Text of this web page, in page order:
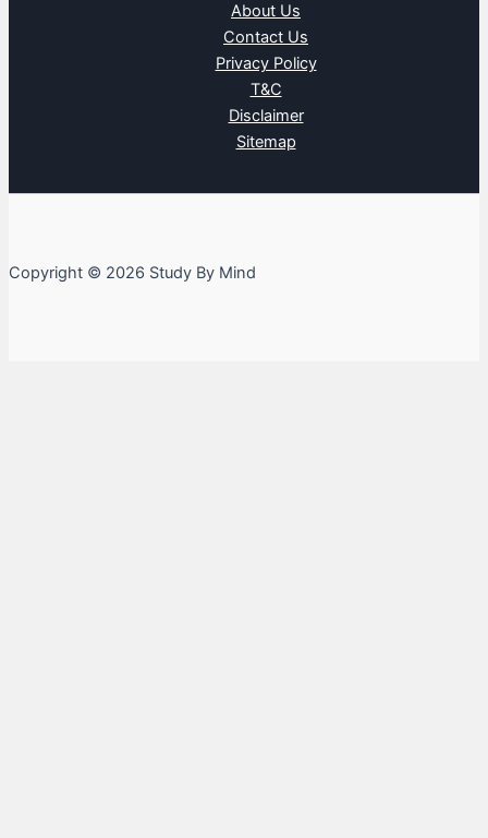
About Us
Contact Us
Privacy Policy
T&C
Disclaimer
Sitemap
Copyright © 2026 Study By Mind